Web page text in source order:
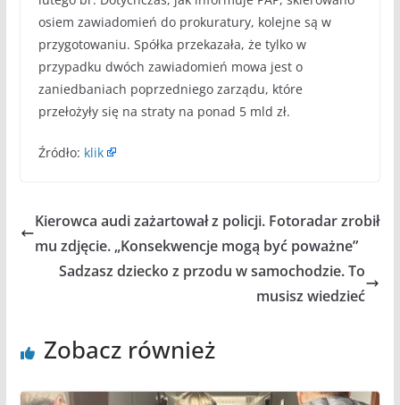
osiem zawiadomień do prokuratury, kolejne są w
przygotowaniu. Spółka przekazała, że tylko w
przypadku dwóch zawiadomień mowa jest o
zaniedbaniach poprzedniego zarządu, które
przełożyły się na straty na ponad 5 mld zł.
Źródło: klik
Kierowca audi zażartował z policji. Fotoradar zrobił
mu zdjęcie. „Konsekwencje mogą być poważne”
Sadzasz dziecko z przodu w samochodzie. To
musisz wiedzieć
Zobacz również